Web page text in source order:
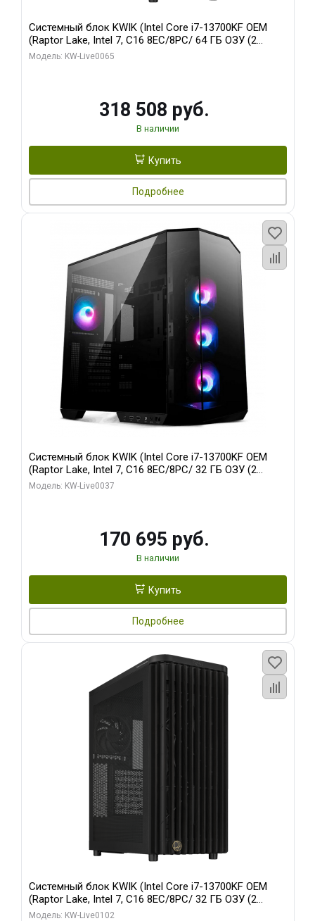
Системный блок KWIK (Intel Core i7-13700KF OEM
(Raptor Lake, Intel 7, C16 8EC/8PC/ 64 ГБ ОЗУ (2
модуля)/ ASUS RTX5080 PROART OC 16GB GDDR7
Модель: KW-Live0065
318 508 руб.
В наличии
Купить
Подробнее
Системный блок KWIK (Intel Core i7-13700KF OEM
(Raptor Lake, Intel 7, C16 8EC/8PC/ 32 ГБ ОЗУ (2
модуля)/ Gigabyte RTX5070 AERO OC 12GB GDDR7
Модель: KW-Live0037
170 695 руб.
В наличии
Купить
Подробнее
Системный блок KWIK (Intel Core i7-13700KF OEM
(Raptor Lake, Intel 7, C16 8EC/8PC/ 32 ГБ ОЗУ (2
модуля)/ Afox RTX4090 24GB GDDR6X 384-Bit 3xDP
Модель: KW-Live0102